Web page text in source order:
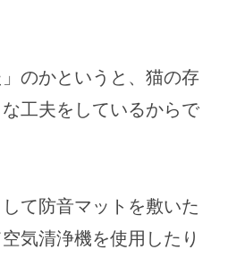
のかというと、猫の存
工夫をしているからで
て防音マットを敷いた
気清浄機を使用したり